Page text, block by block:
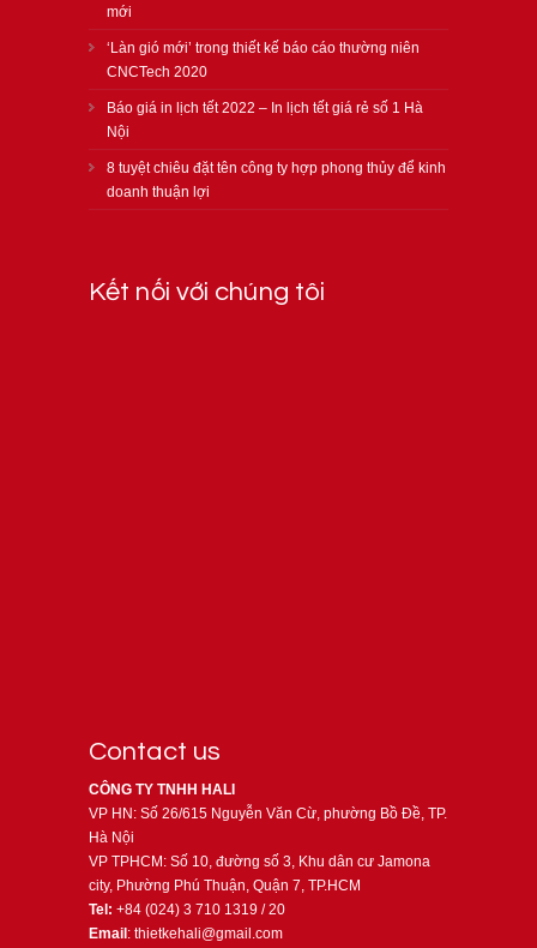
mới
‘Làn gió mới’ trong thiết kế báo cáo thường niên
CNCTech 2020
Báo giá in lịch tết 2022 – In lịch tết giá rẻ số 1 Hà
Nội
8 tuyệt chiêu đặt tên công ty hợp phong thủy để kinh
doanh thuận lợi
Kết nối với chúng tôi
Contact us
CÔNG TY TNHH HALI
VP HN: Số 26/615 Nguyễn Văn Cừ, phường Bồ Đề, TP.
Hà Nội
VP TPHCM: Số 10, đường số 3, Khu dân cư Jamona
city, Phường Phú Thuận, Quận 7, TP.HCM
Tel: +84 (024) 3 710 1319 / 20
Email: thietkehali@gmail.com